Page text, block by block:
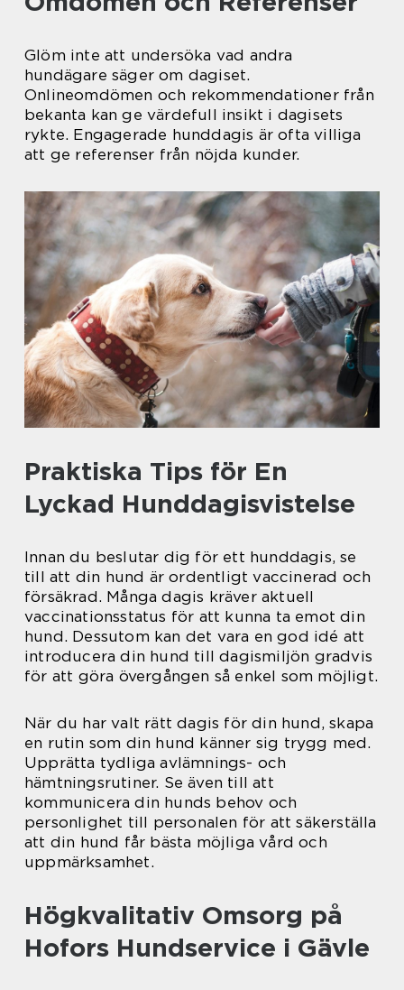
Glöm inte att undersöka vad andra
hundägare säger om dagiset.
Onlineomdömen och rekommendationer från
bekanta kan ge värdefull insikt i dagisets
rykte. Engagerade hunddagis är ofta villiga
att ge referenser från nöjda kunder.
Praktiska Tips för En
Lyckad Hunddagisvistelse
Innan du beslutar dig för ett hunddagis, se
till att din hund är ordentligt vaccinerad och
försäkrad. Många dagis kräver aktuell
vaccinationsstatus för att kunna ta emot din
hund. Dessutom kan det vara en god idé att
introducera din hund till dagismiljön gradvis
för att göra övergången så enkel som möjligt.
När du har valt rätt dagis för din hund, skapa
en rutin som din hund känner sig trygg med.
Upprätta tydliga avlämnings- och
hämtningsrutiner. Se även till att
kommunicera din hunds behov och
personlighet till personalen för att säkerställa
att din hund får bästa möjliga vård och
uppmärksamhet.
Högkvalitativ Omsorg på
Hofors Hundservice i Gävle